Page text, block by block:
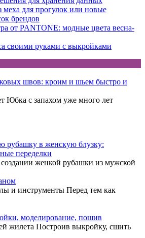
меха для прогулок или новые
брендов
от PANTONE: модные цвета весна-
своими руками с выкройками
швов: кроим и шьем быстро и
Юбка с запахом уже много лет
рубашку в женскую блузку:
переделки
женкой рубашки из мужской
и инструменты Перед тем как
моделирование, пошив
жилета Построив выкройку, сшить